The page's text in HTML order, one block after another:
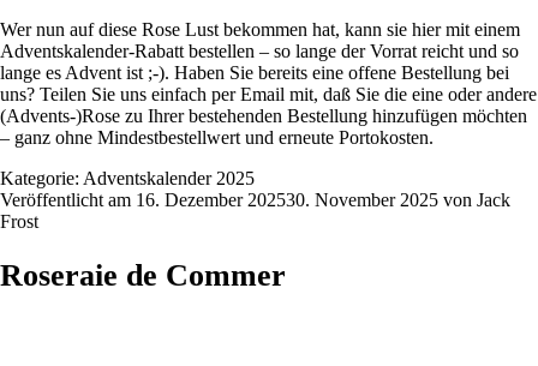
Wer nun auf diese Rose Lust bekommen hat, kann sie hiermit einem
Adventskalender-Rabatt bestellen – so lange der Vorrat reicht und so
lange es Advent ist ;-). Haben Sie bereits eine offene Bestellung bei
uns? Teilen Sie uns einfach per Email mit, daß Sie die eine oder andere
(Advents-)Rose zu Ihrer bestehenden Bestellung hinzufügen möchten
– ganz ohne Mindestbestellwert und erneute Portokosten.
Kategorie: Adventskalender 2025
Veröffentlicht am 16. Dezember 202530. November 2025 von Jack
Frost
Roseraie de Commer